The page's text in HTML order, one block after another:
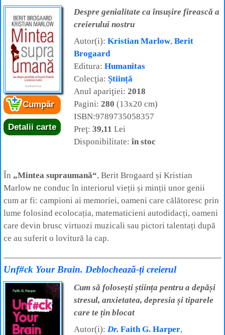
Cumpăr
Detalii carte
Despre genialitate ca însușire firească a
creierului nostru
Autor(i): Kristian Marlow, Berit
Brogaard
Editura: Humanitas
Colecţia: Știință
Anul apariţiei: 2018
Pagini: 280 (13x20 cm)
ISBN:9789735058357
Preţ: 39,11 Lei
Disponibilitate:în stoc
În „Mintea supraumană“, Berit Brogaard și Kristian
Marlow ne conduc în interiorul vieții și minții unor genii
cum ar fi: campioni ai memoriei, oameni care călătoresc prin
lume folosind ecolocația, matematicieni autodidacți, oameni
care devin brusc virtuozi muzicali sau pictori talentați după
ce au suferit o lovitură la cap.
Unf#ck Your Brain. Deblochează-ți creierul
Cum sǎ folosești știința pentru a depǎși
stresul, anxietatea, depresia și tiparele
care te țin blocat
Autor(i): Dr. Faith G. Harper,